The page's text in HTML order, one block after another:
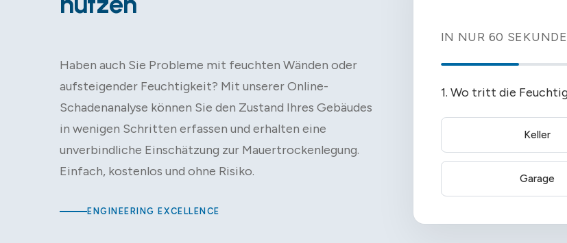
Haben auch Sie Probleme mit feuchten Wänden oder
aufsteigender Feuchtigkeit? Mit unserer Online-
Schadenanalyse können Sie den Zustand Ihres Gebäudes
in wenigen Schritten erfassen und erhalten eine
unverbindliche Einschätzung zur Mauertrockenlegung.
Einfach, kostenlos und ohne Risiko.
ENGINEERING EXCELLENCE
IN NUR 60
1. Wo tritt die
Keller
Garage